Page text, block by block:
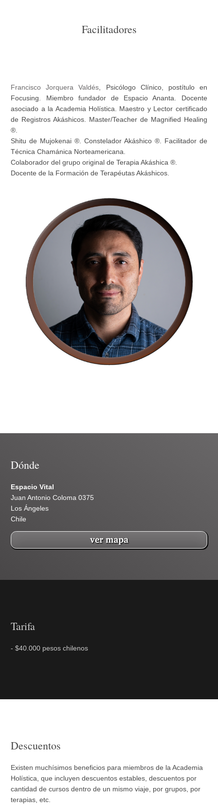
Facilitadores
Francisco Jorquera Valdés , Psicólogo Clínico, postítulo en
Focusing. Miembro fundador de Espacio Ananta. Docente
asociado a la Academia Holística. Maestro y Lector certificado
de Registros Akáshicos. Master/Teacher de Magnified Healing
®.
Shitu de Mujokenai ®. Constelador Akáshico ®. Facilitador de
Técnica Chamánica Norteamericana.
Colaborador del grupo original de Terapia Akáshica ®.
Docente de la Formación de Terapéutas Akáshicos.
Dónde
Espacio Vital
Juan Antonio Coloma 0375
Los Ángeles
Chile
Tarifa
- $40.000 pesos chilenos
Descuentos
Existen muchísimos beneficios para miembros de la Academia
Holística, que incluyen descuentos estables, descuentos por
cantidad de cursos dentro de un mismo viaje, por grupos, por
terapias, etc.